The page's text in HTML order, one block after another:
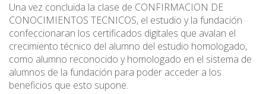
Una vez concluida la clase de CONFIRMACION DE
CONOCIMIENTOS TECNICOS, el estudio y la fundación
confeccionaran los certificados digitales que avalan el
crecimiento técnico del alumno del estudio homologado,
como alumno reconocido y homologado en el sistema de
alumnos de la fundación para poder acceder a los
beneficios que esto supone.